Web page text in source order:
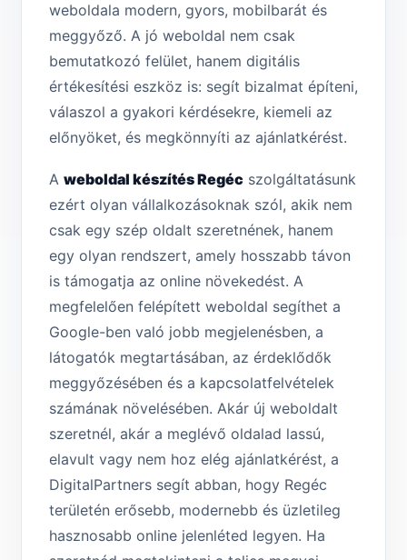
weboldala modern, gyors, mobilbarát és
meggyőző. A jó weboldal nem csak
bemutatkozó felület, hanem digitális
értékesítési eszköz is: segít bizalmat építeni,
válaszol a gyakori kérdésekre, kiemeli az
előnyöket, és megkönnyíti az ajánlatkérést.
A weboldal készítés Regéc szolgáltatásunk
ezért olyan vállalkozásoknak szól, akik nem
csak egy szép oldalt szeretnének, hanem
egy olyan rendszert, amely hosszabb távon
is támogatja az online növekedést. A
megfelelően felépített weboldal segíthet a
Google-ben való jobb megjelenésben, a
látogatók megtartásában, az érdeklődők
meggyőzésében és a kapcsolatfelvételek
számának növelésében. Akár új weboldalt
szeretnél, akár a meglévő oldalad lassú,
elavult vagy nem hoz elég ajánlatkérést, a
DigitalPartners segít abban, hogy Regéc
területén erősebb, modernebb és üzletileg
hasznosabb online jelenléted legyen. Ha